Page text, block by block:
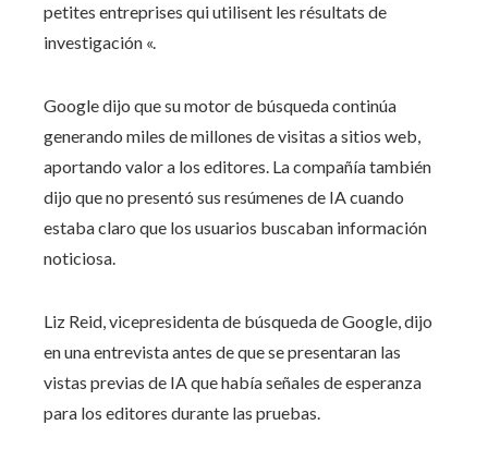
petites entreprises qui utilisent les résultats de
investigación «.
Google dijo que su motor de búsqueda continúa
generando miles de millones de visitas a sitios web,
aportando valor a los editores. La compañía también
dijo que no presentó sus resúmenes de IA cuando
estaba claro que los usuarios buscaban información
noticiosa.
Liz Reid, vicepresidenta de búsqueda de Google, dijo
en una entrevista antes de que se presentaran las
vistas previas de IA que había señales de esperanza
para los editores durante las pruebas.